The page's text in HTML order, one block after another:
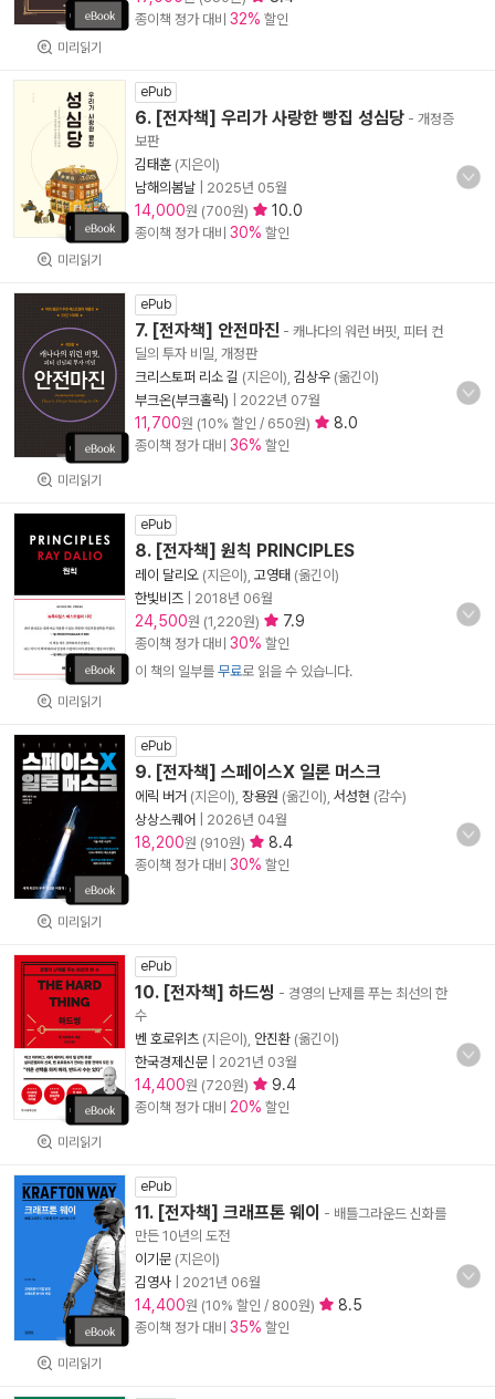
미리읽기
종이책 정가 대비 32% 할인
미리읽기
ePub
6. [전자책] 우리가 사랑한 빵집 성심당 - 개정증
보판
김태훈 (지은이)
남해의봄날
2025년 05월
14,000원 (700원) 10.0
종이책 정가 대비 30% 할인
미리읽기
ePub
7. [전자책] 안전마진 - 캐나다의 워런 버핏, 피터 컨
딜의 투자 비밀, 개정판
크리스토퍼 리소 길 (지은이), 김상우 (옮긴이)
부크온(부크홀릭)
2022년 07월
11,700원 (10% 할인 / 650원) 8.0
종이책 정가 대비 36% 할인
미리읽기
ePub
8. [전자책] 원칙 PRINCIPLES
레이 달리오 (지은이), 고영태 (옮긴이)
한빛비즈
2018년 06월
24,500원 (1,220원) 7.9
종이책 정가 대비 30% 할인
이 책의 일부를 무료로 읽을 수 있습니다.
미리읽기
ePub
9. [전자책] 스페이스X 일론 머스크
에릭 버거 (지은이), 장용원 (옮긴이), 서성현 (감수)
상상스퀘어
2026년 04월
18,200원 (910원) 8.4
종이책 정가 대비 30% 할인
미리읽기
ePub
10. [전자책] 하드씽 - 경영의 난제를 푸는 최선의 한
수
벤 호로위츠 (지은이), 안진환 (옮긴이)
한국경제신문
2021년 03월
14,400원 (720원) 9.4
종이책 정가 대비 20% 할인
미리읽기
ePub
11. [전자책] 크래프톤 웨이 - 배틀그라운드 신화를
만든 10년의 도전
이기문 (지은이)
김영사
2021년 06월
14,400원 (10% 할인 / 800원) 8.5
종이책 정가 대비 35% 할인